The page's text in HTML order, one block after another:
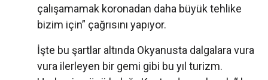
çalışamamak koronadan daha büyük tehlike
bizim için” çağrısını yapıyor.
İşte bu şartlar altında Okyanusta dalgalara vura
vura ilerleyen bir gemi gibi bu yıl turizm.